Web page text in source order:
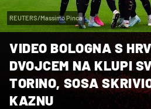
REUTERS/Massimo Pinca
VIDEO BOLOGNA S
DVOJCEM NA KLUPI
TORINO, SOSA
KAZNU